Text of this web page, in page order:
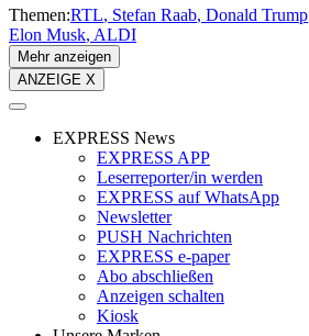
Themen:RTL Stefan Raab Donald Trump
Elon Musk ALDI
Mehr anzeigen
ANZEIGE X
EXPRESS News
EXPRESS APP
Leserreporter/in werden
EXPRESS auf WhatsApp
Newsletter
PUSH Nachrichten
EXPRESS e-paper
Abo abschließen
Anzeigen schalten
Kiosk